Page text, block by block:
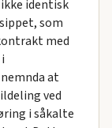
identisk
som
med
at
ved
i såkalte